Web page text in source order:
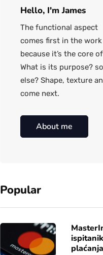
Hello, I'm James
The functional aspect
comes first in the
because it’s the core
What is its purpose?
else? Shape, texture
come next.
About me
Popular
plaćanja